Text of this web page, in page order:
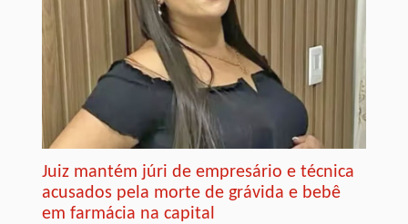
Juiz mantém júri de empresário e técnica
acusados pela morte de grávida e bebê
em farmácia na capital